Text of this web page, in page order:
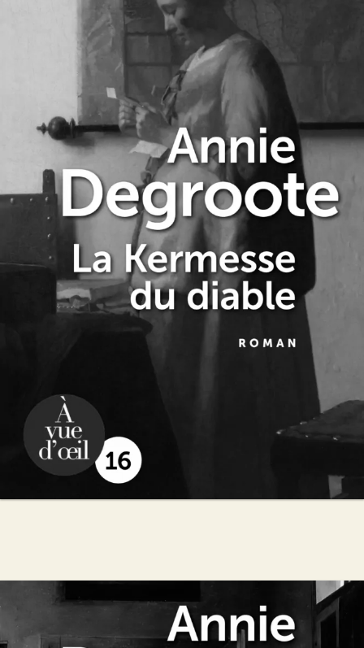
La Kermesse du diable
Annie Degroote